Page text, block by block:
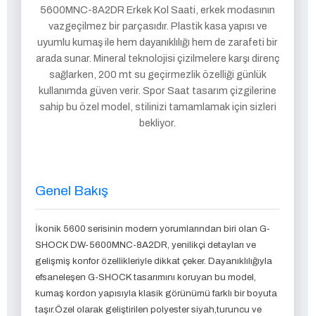
5600MNC-8A2DR Erkek Kol Saati, erkek modasının
vazgeçilmez bir parçasıdır. Plastik kasa yapısı ve
uyumlu kumaş ile hem dayanıklılığı hem de zarafeti bir
arada sunar. Mineral teknolojisi çizilmelere karşı direnç
sağlarken, 200 mt su geçirmezlik özelliği günlük
kullanımda güven verir. Spor Saat tasarım çizgilerine
sahip bu özel model, stilinizi tamamlamak için sizleri
bekliyor.
Genel Bakış
İkonik 5600 serisinin modern yorumlarından biri olan G-
SHOCK DW-5600MNC-8A2DR, yenilikçi detayları ve
gelişmiş konfor özellikleriyle dikkat çeker. Dayanıklılığıyla
efsaneleşen G-SHOCK tasarımını koruyan bu model,
kumaş kordon yapısıyla klasik görünümü farklı bir boyuta
taşır.Özel olarak geliştirilen polyester siyah,turuncu ve